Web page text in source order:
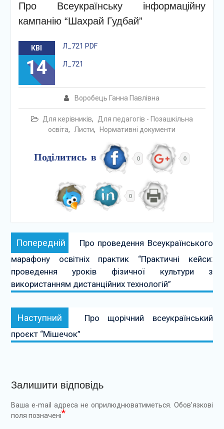
Про Всеукраїнську інформаційну
кампанію “Шахрай Гудбай”
КВІ
14
Воробець Ганна Павлівна
Для керівників,
Для педагогів - Позашкільна
освіта, Листи, Нормативні документи
Л_721 PDF
Л_721
Поділитись в 0 0
0
Навігація
записів
Попередній Попередній:
Про проведення Всеукраїнського
марафону освітніх практик “Практичні кейси:
проведення уроків фізичної культури з
використанням дистанційних технологій”
Наступний Наступний:
Про щорічний всеукраїнський
проєкт “Мішечок”
Залишити відповідь
Ваша e-mail адреса не оприлюднюватиметься. Обов’язкові
поля позначені*